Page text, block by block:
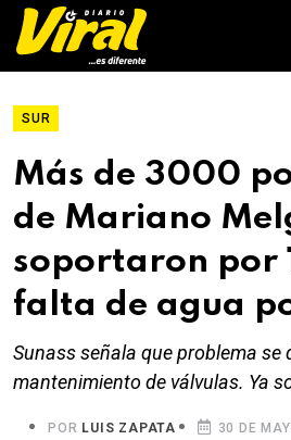
SUR
Más de 3000
de Mariano
soportaron por
falta de agua
Sunass señala que problema se
mantenimiento de válvulas. Ya
POR LUIS ZAPATA 30 DE